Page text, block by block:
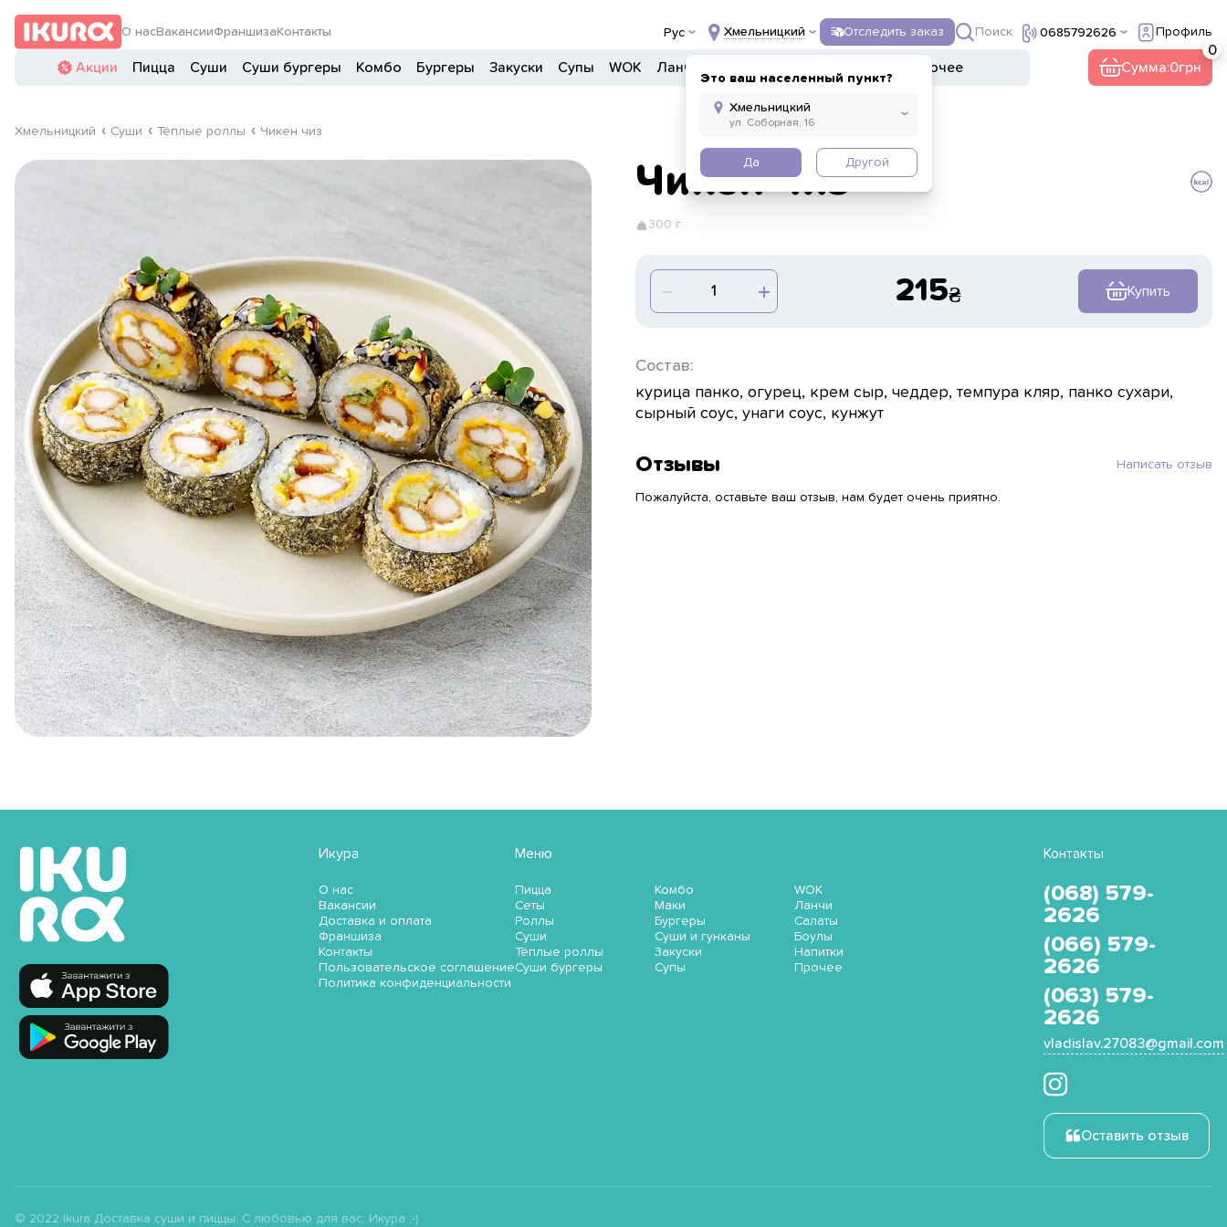
О насВакансииФраншиза Контакты Рус Хмельницкий
Это ваш населенный пункт?
Да Другой
Отследить заказ Поиск 0685792626 Профиль
Акции Пицца Суши Суши бургеры Комбо Бургеры Закуски Супы WOK Ланчи Прочее Сумма:0
Хмельницкий Суши Тёплые роллы Чикен чиз
Чикен чиз
300 г
215 Купить
Состав:
курица панко, огурец, крем сыр, чеддер, темпура кляр, панко сухари,
сырный соус, унаги соус, кунжут
Отзывы Написать отзыв
Пожалуйста, оставьте ваш отзыв, нам будет очень приятно.
Икура
О нас
Вакансии
Доставка и оплата
Франшиза
Контакты
Пользовательское соглашение
Политика конфиденциальности
Меню
Пицца
Сеты
Роллы
Суши
Тёплые роллы
Суши бургеры
Комбо
Маки
Бургеры
Суши и гунканы
Закуски
Супы
WOK
Ланчи
Салаты
Боулы
Напитки
Прочее
Контакты
(068) 579-
2626
(066) 579-
2626
(063) 579-
2626
vladislav.27083@gmail.com
Оставить отзыв
© 2022 Ikura Доставка суши и пиццы. С любовью для вас, Икура ;-)